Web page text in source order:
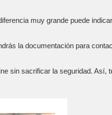
muy grande puede
la documentación para
sin sacrificar la seguridad. Así,